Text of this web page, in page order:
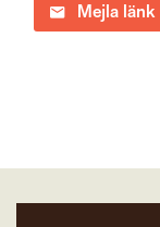
Mejla länk